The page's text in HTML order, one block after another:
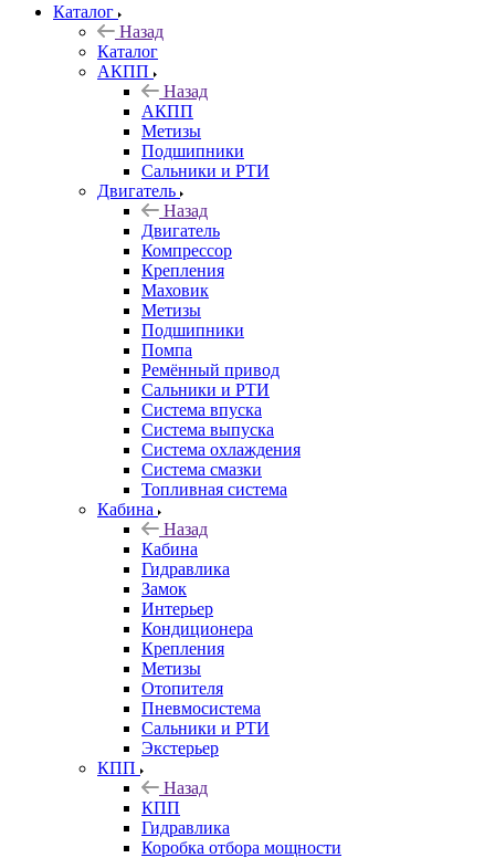
Каталог
Назад
Каталог
АКПП
Назад
АКПП
Метизы
Подшипники
Сальники и РТИ
Двигатель
Назад
Двигатель
Компрессор
Крепления
Маховик
Метизы
Подшипники
Помпа
Ремённый привод
Сальники и РТИ
Система впуска
Система выпуска
Система охлаждения
Система смазки
Топливная система
Кабина
Назад
Кабина
Гидравлика
Замок
Интерьер
Кондиционера
Крепления
Метизы
Отопителя
Пневмосистема
Сальники и РТИ
Экстерьер
КПП
Назад
КПП
Гидравлика
Коробка отбора мощности